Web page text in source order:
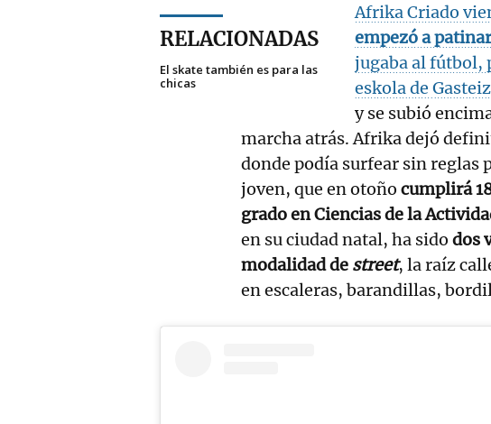
RELACIONADAS
El skate también es para las
chicas
Afrika Criado
empezó a
jugaba al fútbol,
eskola deGasteiz
y se subió
marcha atrás. Afrika dejó
donde podía surfear sin reglas
joven, que en otoño cumplirá
grado en Ciencias de la
en su ciudad natal, ha sido dos
modalidad de street, la raíz
en escaleras, barandillas,